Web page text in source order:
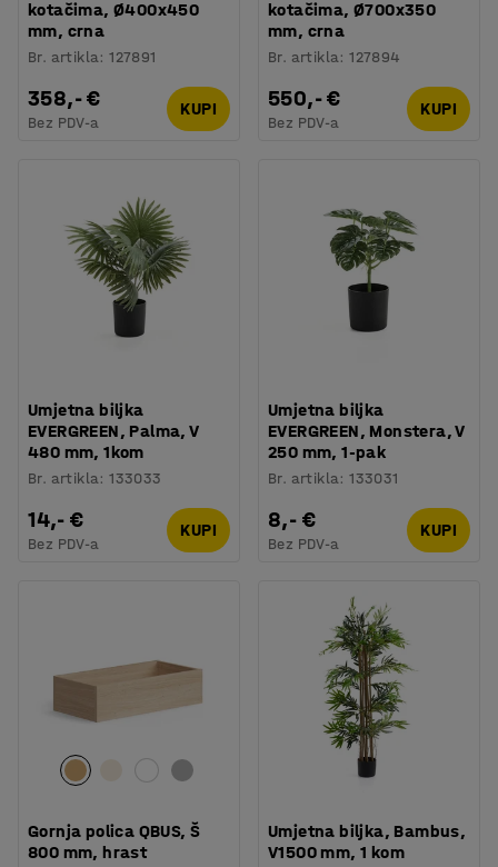
kotačima, Ø400x450
mm, crna
Br. artikla:127891
358,- €
Bez PDV-a
KUPI
kotačima, Ø700x350
mm, crna
Br. artikla:127894
550,- €
Bez PDV-a
KUPI
Umjetna biljka
EVERGREEN, Palma, V
480 mm, 1kom
Br. artikla:133033
14,- €
Bez PDV-a
KUPI
Umjetna biljka
EVERGREEN, Monstera, V
250 mm, 1-pak
Br. artikla:133031
8,- €
Bez PDV-a
KUPI
Gornja polica QBUS, Š
800 mm, hrast
Umjetna biljka, Bambus,
V1500 mm, 1 kom